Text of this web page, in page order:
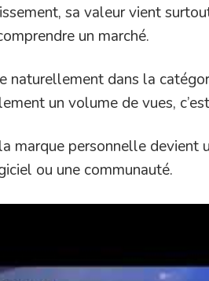
sa valeur vient
un marché.
naturellement dans la
un volume de vues,
marque personnelle devient
ou une communauté.